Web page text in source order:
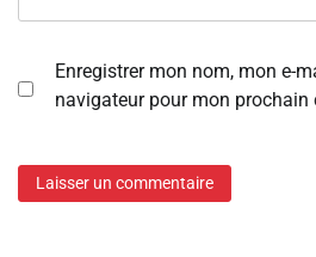
Enregistrer mon nom, mon e-
navigateur pour mon prochain